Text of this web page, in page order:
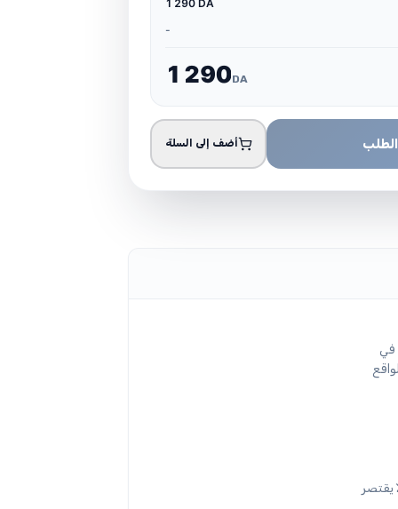
1 290 DA
-
1 290DA
الطلب أضف إلى السلة
في
يقتصر